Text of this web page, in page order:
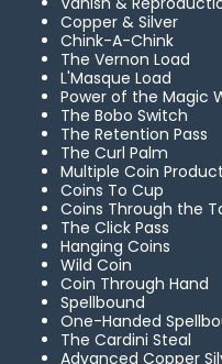
Copper & Silver
Chink-A-Chink
The Vernon Load
L'Masque Load
Power of the Magic
The Bobo Switch
The Retention Pass
The Curl Palm
Multiple Coin
Coins To Cup
Coins Through the
The Click Pass
Hanging Coins
Wild Coin
Coin Through Hand
Spellbound
One-Handed
The Cardini Steal
Advanced Copper